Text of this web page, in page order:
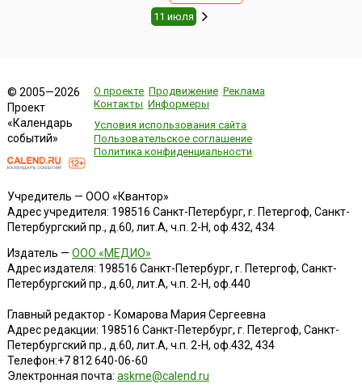
11 июля
© 2005—2026
Проект
«Календарь
событий»
О проекте Продвижение Реклама
Контакты Информеры
Условия использования сайта
Пользовательское соглашение
Политика конфиденциальности
Учредитель — ООО «Квантор»
Адрес учредителя: 198516 Санкт-Петербург, г. Петергоф, Санкт-
Петербургский пр., д.60, лит.А, ч.п. 2-Н, оф.432, 434
Издатель — ООО «МЕДИО»
Адрес издателя: 198516 Санкт-Петербург, г. Петергоф, Санкт-
Петербургский пр., д.60, лит.А, ч.п. 2-Н, оф.440
Главный редактор - Комарова Мария Сергеевна
Адрес редакции: 198516 Санкт-Петербург, г. Петергоф, Санкт-
Петербургский пр., д.60, лит.А, ч.п. 2-Н, оф.432, 434
Телефон:+7 812 640-06-60
Электронная почта: askme@calend.ru